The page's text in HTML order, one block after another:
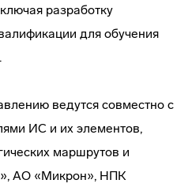
разработку
для обучения
ведутся совместно с
ИС и их элементов,
маршрутов и
АО «Микрон», НПК